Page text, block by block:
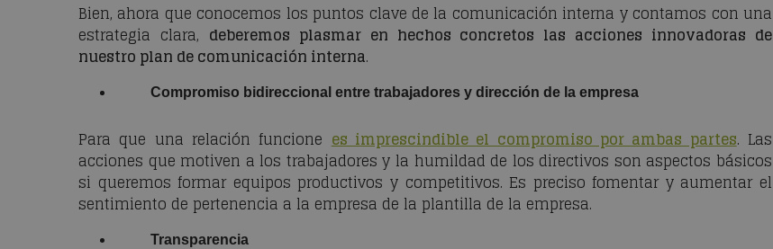
Bien, ahora que conocemos los puntos clave de la comunicación interna y contamos con una
estrategia clara, deberemos plasmar en hechos concretos las acciones innovadoras de
nuestro plan de comunicación interna.
Compromiso bidireccional entre trabajadores y dirección de la empresa
Para que una relación funcionees imprescindible el compromiso por ambas partes. Las
acciones que motiven a los trabajadores y la humildad de los directivos son aspectos básicos
si queremos formar equipos productivos y competitivos. Es preciso fomentar y aumentar el
sentimiento de pertenencia a la empresa de la plantilla de la empresa.
Transparencia